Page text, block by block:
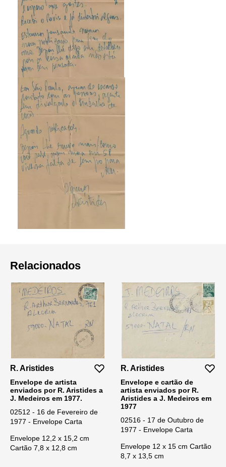
Relacionados
R. Aristides
Envelope de artista
enviados por R. Aristides a
J. Medeiros em 1977.
02512 - 16 de Fevereiro de
1977 - Envelope Carta
Envelope 12,2 x 15,2 cm
Cartão 7,8 x 12,8 cm
R. Aristides
Envelope e cartão de
artista enviados por R.
Aristides a J. Medeiros em
1977
02516 - 17 de Outubro de
1977 - Envelope Carta
Envelope 12 x 15 cm Cartão
8,7 x 13,5 cm